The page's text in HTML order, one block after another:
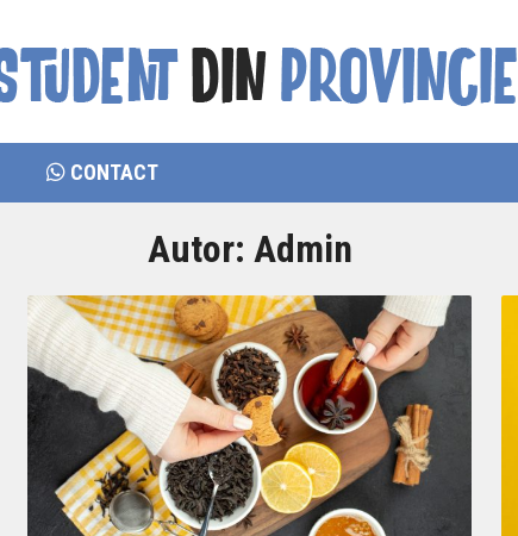
CONTACT
Autor: Admin